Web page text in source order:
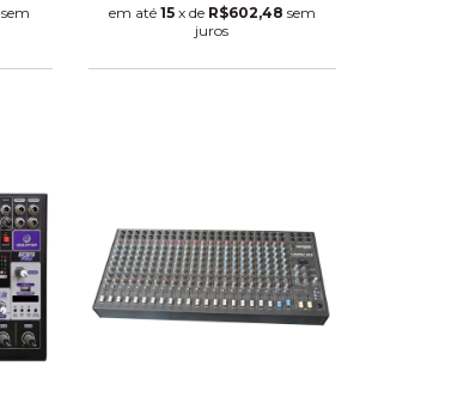
sem
em até 15 x de R$602,48 sem
juros